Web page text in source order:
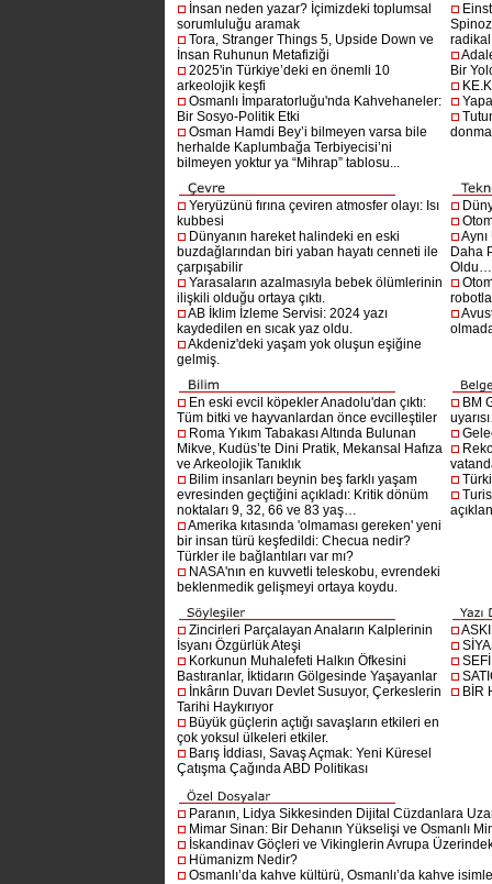
İnsan neden yazar? İçimizdeki toplumsal
sorumluluğu aramak
Tora, Stranger Things 5, Upside Down ve
İnsan Ruhunun Metafiziği
2025'in Türkiye’deki en önemli 10
arkeolojik keşfi
Osmanlı İmparatorluğu'nda Kahvehaneler:
Bir Sosyo-Politik Etki
Osman Hamdi Bey’i bilmeyen varsa bile
herhalde Kaplumbağa Terbiyecisi’ni
bilmeyen yoktur ya “Mihrap” tablosu...
Bir
Yeryüzünü fırına çeviren atmosfer olayı: Isı
kubbesi
Dünyanın hareket halindeki en eski
buzdağlarından biri yaban hayatı cenneti ile
çarpışabilir
Yarasaların azalmasıyla bebek ölümlerinin
ilişkili olduğu ortaya çıktı.
AB İklim İzleme Servisi: 2024 yazı
kaydedilen en sıcak yaz oldu.
Akdeniz'deki yaşam yok oluşun eşiğine
gelmiş.
Daha
Oldu…
En eski evcil köpekler Anadolu'dan çıktı:
Tüm bitki ve hayvanlardan önce evcilleştiler
Roma Yıkım Tabakası Altında Bulunan
Mikve, Kudüs’te Dini Pratik, Mekansal Hafıza
ve Arkeolojik Tanıklık
Bilim insanları beynin beş farklı yaşam
evresinden geçtiğini açıkladı: Kritik dönüm
noktaları 9, 32, 66 ve 83 yaş…
Amerika kıtasında 'olmaması gereken' yeni
bir insan türü keşfedildi: Checua nedir?
Türkler ile bağlantıları var mı?
NASA'nın en kuvvetli teleskobu, evrendeki
beklenmedik gelişmeyi ortaya koydu.
BM
Zincirleri Parçalayan Anaların Kalplerinin
İsyanı Özgürlük Ateşi
Korkunun Muhalefeti Halkın Öfkesini
Bastıranlar, İktidarın Gölgesinde Yaşayanlar
İnkârın Duvarı Devlet Susuyor, Çerkeslerin
Tarihi Haykırıyor
Büyük güçlerin açtığı savaşların etkileri en
çok yoksul ülkeleri etkiler.
Barış İddiası, Savaş Açmak: Yeni Küresel
Çatışma Çağında ABD Politikası
BİR
Paranın, Lidya Sikkesinden Dijital Cüzdanlara
Mimar Sinan: Bir Dehanın Yükselişi ve Osmanlı
İskandinav Göçleri ve Vikinglerin Avrupa
Hümanizm Nedir?
Osmanlı’da kahve kültürü, Osmanlı’da kahve